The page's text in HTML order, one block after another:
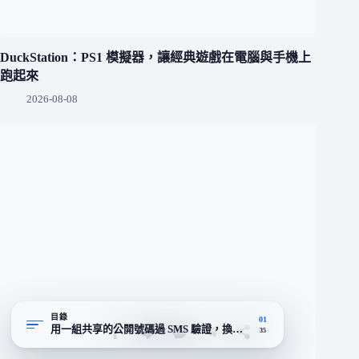
DuckStation：PS1 模擬器，讓經典遊戲在電腦與手機上
跑起來
2026-08-08
目錄
用一組共享的公開號碼過 SMS 驗證，換來不必交出真實手機門號
01
35